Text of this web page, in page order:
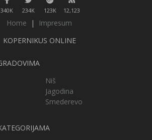
340K 234K 123K 12,123
Home |
Impresum
KOPERNIKUS ONLINE
Niš
Jagodina
Smederevo